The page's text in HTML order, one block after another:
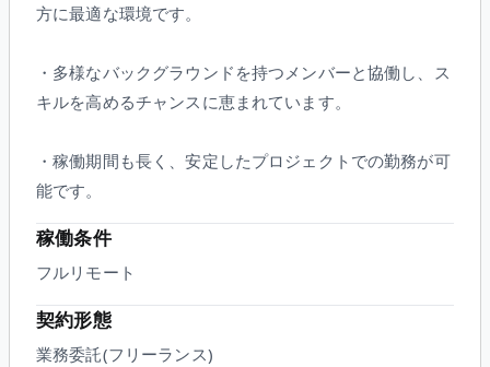
方に最適な環境です。
・多様なバックグラウンドを持つメンバーと協働し、ス
キルを高めるチャンスに恵まれています。
・稼働期間も長く、安定したプロジェクトでの勤務が可
能です。
稼働条件
フルリモート
契約形態
業務委託(フリーランス)